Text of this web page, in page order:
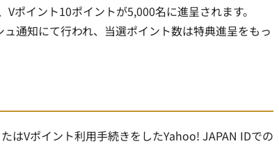
ポイント10ポイントが5,000名に進呈されます。
通知にて行われ、当選ポイント数は特典進呈をもっ
はVポイント利用手続きをしたYahoo! JAPAN IDでの